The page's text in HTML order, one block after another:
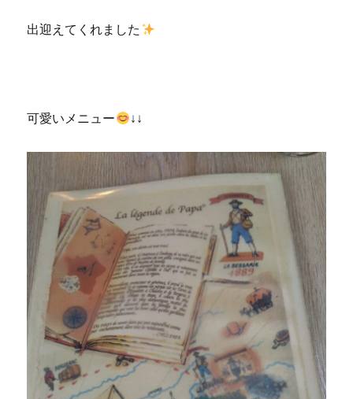
出迎えてくれました
可愛いメニュー ↓↓